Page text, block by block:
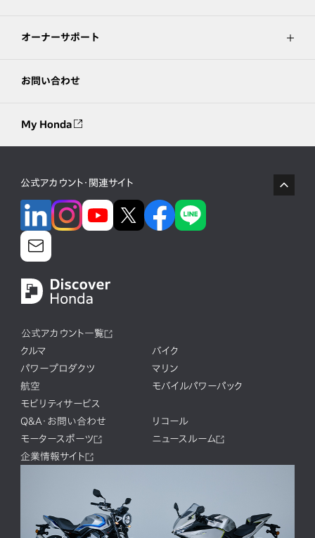
オーナーサポート
お問い合わせ
My Honda
公式アカウント・関連サイト
公式アカウント一覧
クルマ
バイク
パワープロダクツ
マリン
航空
モバイルパワーパック
モビリティサービス
Q&A・お問い合わせ
リコール
モータースポーツ
ニュースルーム
企業情報サイト